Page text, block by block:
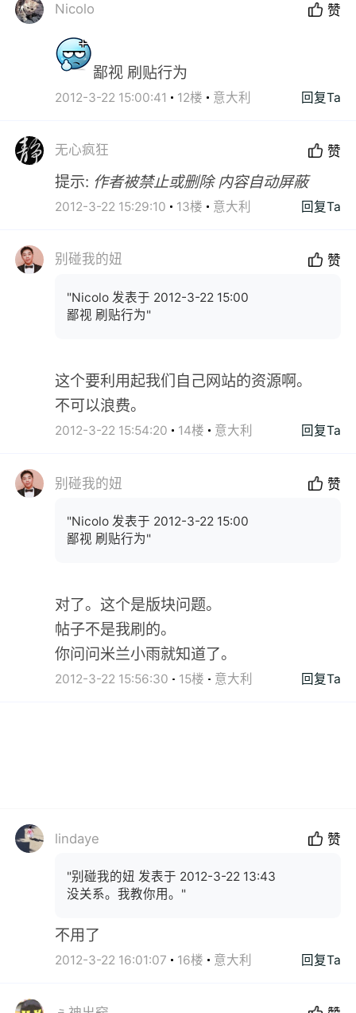
Nicolo 赞
鄙视 刷贴行为
2012-3-22 15:00:41 12楼 意大利 回复Ta
无心疯狂 赞
提示: 作者被禁止或删除 内容自动屏蔽
2012-3-22 15:29:10 13楼 意大利 回复Ta
别碰我的妞 赞
"Nicolo 发表于 2012-3-22 15:00
鄙视 刷贴行为"
这个要利用起我们自己网站的资源啊。
不可以浪费。
2012-3-22 15:54:20 14楼 意大利 回复Ta
别碰我的妞 赞
"Nicolo 发表于 2012-3-22 15:00
鄙视 刷贴行为"
对了。这个是版块问题。
帖子不是我刷的。
你问问米兰小雨就知道了。
2012-3-22 15:56:30 15楼 意大利 回复Ta
lindaye 赞
"别碰我的妞 发表于 2012-3-22 13:43
没关系。我教你用。"
不用了
2012-3-22 16:01:07 16楼 意大利 回复Ta